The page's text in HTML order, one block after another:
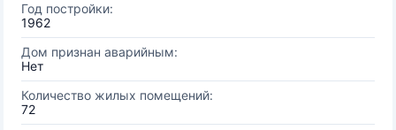
Год постройки:
1962
Дом признан аварийным:
Нет
Количество жилых помещений:
72